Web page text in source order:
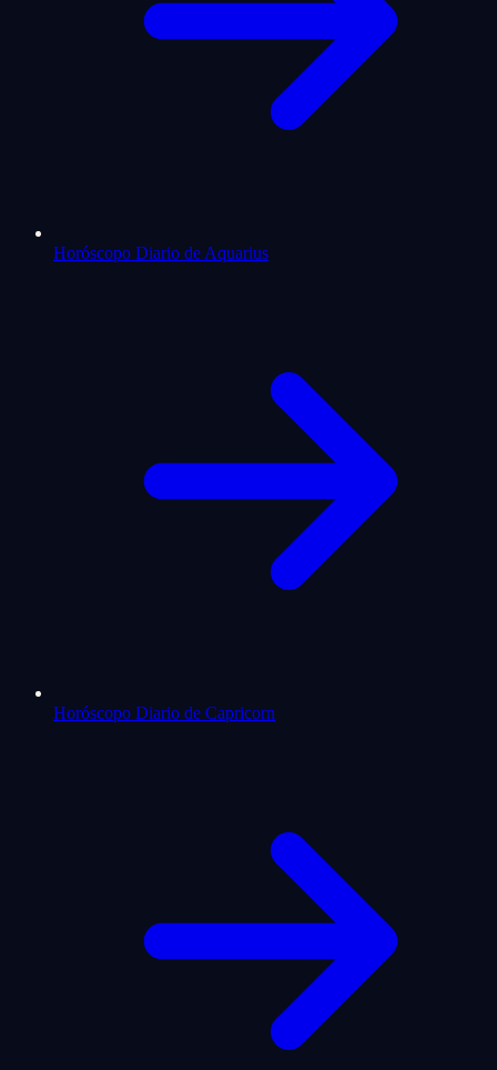
Horóscopo Diario de Aquarius
Horóscopo Diario de Capricorn